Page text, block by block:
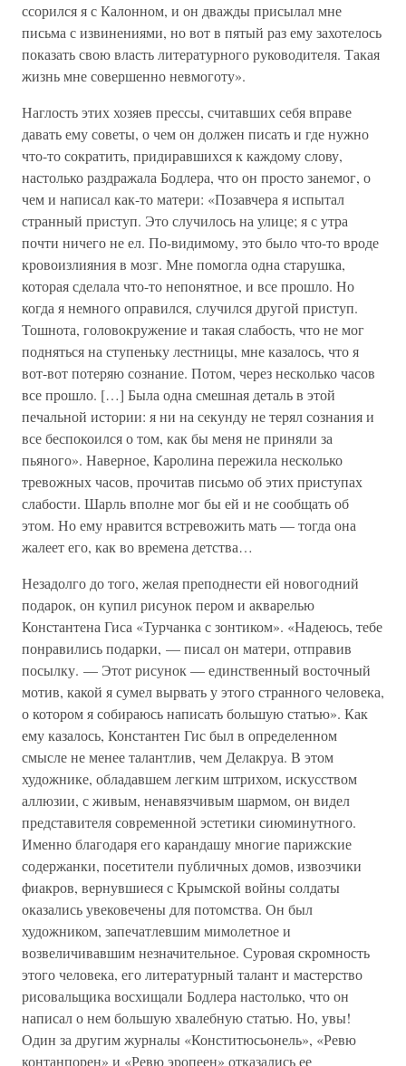
ссорился я с Калонном, и он дважды присылал мне
письма с извинениями, но вот в пятый раз ему захотелось
показать свою власть литературного руководителя. Такая
жизнь мне совершенно невмоготу».
Наглость этих хозяев прессы, считавших себя вправе
давать ему советы, о чем он должен писать и где нужно
что-то сократить, придиравшихся к каждому слову,
настолько раздражала Бодлера, что он просто занемог, о
чем и написал как-то матери: «Позавчера я испытал
странный приступ. Это случилось на улице; я с утра
почти ничего не ел. По-видимому, это было что-то вроде
кровоизлияния в мозг. Мне помогла одна старушка,
которая сделала что-то непонятное, и все прошло. Но
когда я немного оправился, случился другой приступ.
Тошнота, головокружение и такая слабость, что не мог
подняться на ступеньку лестницы, мне казалось, что я
вот-вот потеряю сознание. Потом, через несколько часов
все прошло. […] Была одна смешная деталь в этой
печальной истории: я ни на секунду не терял сознания и
все беспокоился о том, как бы меня не приняли за
пьяного». Наверное, Каролина пережила несколько
тревожных часов, прочитав письмо об этих приступах
слабости. Шарль вполне мог бы ей и не сообщать об
этом. Но ему нравится встревожить мать — тогда она
жалеет его, как во времена детства…
Незадолго до того, желая преподнести ей новогодний
подарок, он купил рисунок пером и акварелью
Константена Гиса «Турчанка с зонтиком». «Надеюсь, тебе
понравились подарки, — писал он матери, отправив
посылку. — Этот рисунок — единственный восточный
мотив, какой я сумел вырвать у этого странного человека,
о котором я собираюсь написать большую статью». Как
ему казалось, Константен Гис был в определенном
смысле не менее талантлив, чем Делакруа. В этом
художнике, обладавшем легким штрихом, искусством
аллюзии, с живым, ненавязчивым шармом, он видел
представителя современной эстетики сиюминутного.
Именно благодаря его карандашу многие парижские
содержанки, посетители публичных домов, извозчики
фиакров, вернувшиеся с Крымской войны солдаты
оказались увековечены для потомства. Он был
художником, запечатлевшим мимолетное и
возвеличивавшим незначительное. Суровая скромность
этого человека, его литературный талант и мастерство
рисовальщика восхищали Бодлера настолько, что он
написал о нем большую хвалебную статью. Но, увы!
Один за другим журналы «Конститюсьонель», «Ревю
контанпорен» и «Ревю эропеен» отказались ее